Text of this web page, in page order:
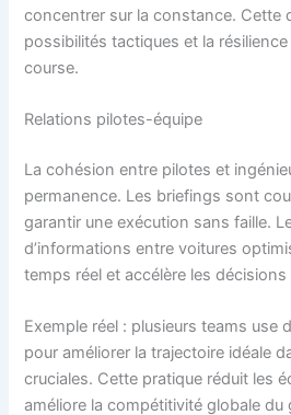
concentrer sur la constance. Cette
possibilités tactiques et la
course.
Relations pilotes-équipe
La cohésion entre pilotes et
permanence. Les briefings sont
garantir une exécution sans faille.
d’informations entre voitures
temps réel et accélère les
Exemple réel : plusieurs teams use
pour améliorer la trajectoire idéale
cruciales. Cette pratique réduit les
améliore la compétitivité globale du